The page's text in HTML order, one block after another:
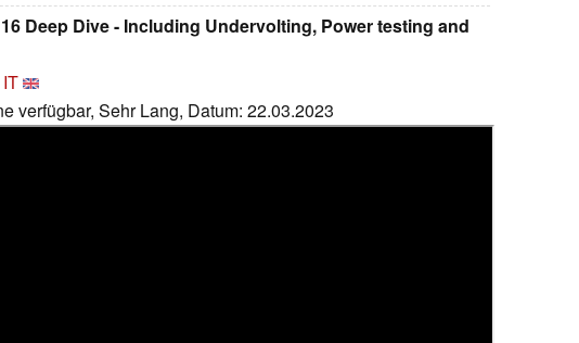
Deep Dive - Including Undervolting, Power testing and
verfügbar, Sehr Lang, Datum: 22.03.2023